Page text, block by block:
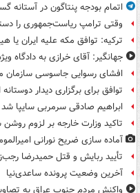
اتمام بودجه پنتاگون در
وقتی ترامپ ریاست‌جمهوری را
ترکیه: توافق مکه علیه ایران
جهانگیر: آقای خرازی به دادگاه
افشای رسوایی جاسوسی سازمان
توافق برای برگزاری دیدار دوستانه
ابراهیم صادقی سرمربی سایپا شد
تاکید وزارت خارجه بر لزوم
آماده سازی ضریح نورانی
تأیید ربایش و قتل حمیدرضا
آخرین وضعیت پرونده ساعدی‌نیا
واکنش مردم جنوب عراق به